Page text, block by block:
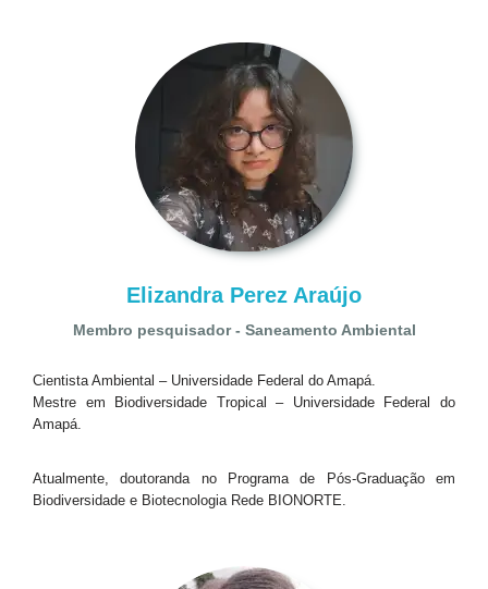
Elizandra Perez Araújo
Membro pesquisador - Saneamento Ambiental
Cientista Ambiental – Universidade Federal do Amapá.
Mestre em Biodiversidade Tropical – Universidade Federal do
Amapá.
Atualmente, doutoranda no Programa de Pós-Graduação em
Biodiversidade e Biotecnologia Rede BIONORTE.